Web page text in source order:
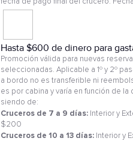
Hasta $600 de dinero para
Promoción válida para nuevas
seleccionadas. Aplicable a 1º y 2º
a bordo no es transferible ni
es por cabina y varía en función de
siendo de:
Cruceros de 7 a 9 días: Interior y
$200
Cruceros de 10 a 13 días: Interior y